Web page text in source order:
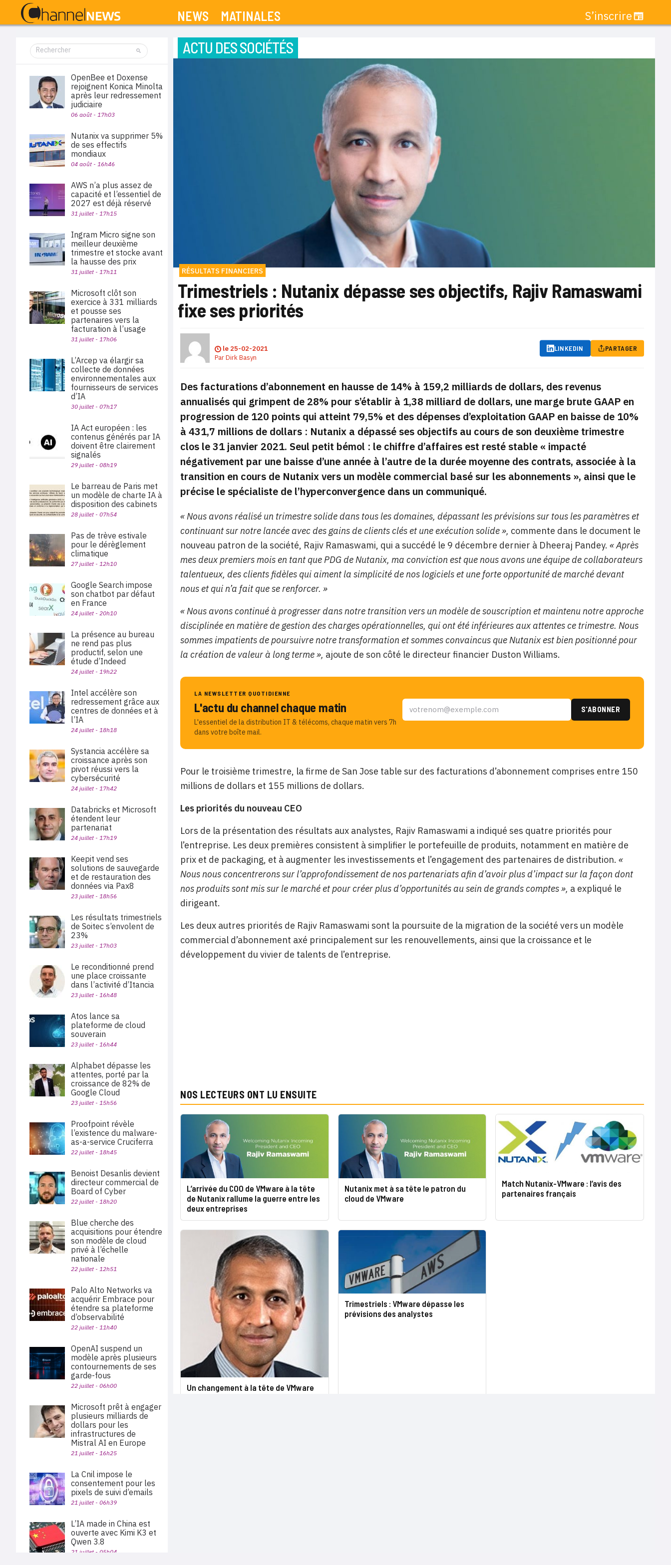
NEWS MATINALES S’inscrire
ACTU DES SOCIÉTÉS
RÉSULTATS FINANCIERS
Trimestriels : Nutanix dépasse ses objectifs, Rajiv Ramaswami
fixe ses priorités
le 25-02-2021
ParDirk Basyn
LINKEDIN PARTAGER
Des facturations d’abonnement en hausse de 14% à 159,2 milliards de dollars, des revenus
annualisés qui grimpent de 28% pour s’établir à 1,38 milliard de dollars, une marge brute GAAP en
progression de 120 points qui atteint 79,5% et des dépenses d’exploitation GAAP en baisse de 10%
à 431,7 millions de dollars : Nutanix a dépassé ses objectifs au cours de son deuxième trimestre
clos le 31 janvier 2021. Seul petit bémol : le chiffre d’affaires est resté stable « impacté
négativement par une baisse d’une année à l’autre de la durée moyenne des contrats, associée à la
transition en cours de Nutanix vers un modèle commercial basé sur les abonnements », ainsi que le
précise le spécialiste de l’hyperconvergence dans un communiqué.
« Nous avons réalisé un trimestre solide dans tous les domaines, dépassant les prévisions sur tous les paramètres et
continuant sur notre lancée avec des gains de clients clés et une exécution solide », commente dans le document le
nouveau patron de la société, Rajiv Ramaswami, qui a succédé le 9 décembre dernier à Dheeraj Pandey. « Après
mes deux premiers mois en tant que PDG de Nutanix, ma conviction est que nous avons une équipe de collaborateurs
talentueux, des clients fidèles qui aiment la simplicité de nos logiciels et une forte opportunité de marché devant
nous et qui n’a fait que se renforcer. »
« Nous avons continué à progresser dans notre transition vers un modèle de souscription et maintenu notre approche
disciplinée en matière de gestion des charges opérationnelles, qui ont été inférieures aux attentes ce trimestre. Nous
sommes impatients de poursuivre notre transformation et sommes convaincus que Nutanix est bien positionné pour
la création de valeur à long terme », ajoute de son côté le directeur financier Duston Williams.
LA NEWSLETTER QUOTIDIENNE
L'actu du channel chaque matin
L'essentiel de la distribution IT & télécoms, chaque matin vers 7h
dans votre boîte mail.
Pour le troisième trimestre, la firme de San Jose table sur des facturations d’abonnement comprises entre 150
millions de dollars et 155 millions de dollars.
Les priorités du nouveau CEO
Lors de la présentation des résultats aux analystes, Rajiv Ramaswami a indiqué ses quatre priorités pour
l’entreprise. Les deux premières consistent à simplifier le portefeuille de produits, notamment en matière de
prix et de packaging, et à augmenter les investissements et l’engagement des partenaires de distribution. «
Nous nous concentrerons sur l’approfondissement de nos partenariats afin d’avoir plus d’impact sur la façon dont
nos produits sont mis sur le marché et pour créer plus d’opportunités au sein de grands comptes », a expliqué le
dirigeant.
Les deux autres priorités de Rajiv Ramaswami sont la poursuite de la migration de la société vers un modèle
commercial d’abonnement axé principalement sur les renouvellements, ainsi que la croissance et le
développement du vivier de talents de l’entreprise.
NOS LECTEURS ONT LU ENSUITE
L’arrivée du COO de VMware à la tête
de Nutanix rallume la guerre entre les
deux entreprises
Nutanix met à sa tête le patron du
cloud de VMware
Match Nutanix-VMware : l’avis des
partenaires français
Un changement à la tête de VMware
Trimestriels : VMware dépasse les
prévisions des analystes
OpenBee et Doxense
rejoignent Konica Minolta
après leur redressement
judiciaire
06 août - 17h03
Nutanix va supprimer 5%
de ses effectifs
mondiaux
04 août - 16h46
AWS n’a plus assez de
capacité et l’essentiel de
2027 est déjà réservé
31 juillet - 17h15
Ingram Micro signe son
meilleur deuxième
trimestre et stocke avant
la hausse des prix
31 juillet - 17h11
Microsoft clôt son
exercice à 331 milliards
et pousse ses
partenaires vers la
facturation à l’usage
31 juillet - 17h06
L’Arcep va élargir sa
collecte de données
environnementales aux
fournisseurs de services
d’IA
30 juillet - 07h17
IA Act européen : les
contenus générés par IA
doivent être clairement
signalés
29 juillet - 08h19
Le barreau de Paris met
un modèle de charte IA à
disposition des cabinets
28 juillet - 07h54
Pas de trève estivale
pour le dérèglement
climatique
27 juillet - 12h10
Google Search impose
son chatbot par défaut
en France
24 juillet - 20h10
La présence au bureau
ne rend pas plus
productif, selon une
étude d’Indeed
24 juillet - 19h22
Intel accélère son
redressement grâce aux
centres de données et à
l’IA
24 juillet - 18h18
Systancia accélère sa
croissance après son
pivot réussi vers la
cybersécurité
24 juillet - 17h42
Databricks et Microsoft
étendent leur
partenariat
24 juillet - 17h19
Keepit vend ses
solutions de sauvegarde
et de restauration des
données via Pax8
23 juillet - 18h56
Les résultats trimestriels
de Soitec s’envolent de
23%
23 juillet - 17h03
Le reconditionné prend
une place croissante
dans l’activité d’Itancia
23 juillet - 16h48
Atos lance sa
plateforme de cloud
souverain
23 juillet - 16h44
Alphabet dépasse les
attentes, porté par la
croissance de 82% de
Google Cloud
23 juillet - 15h56
Proofpoint révèle
l’existence du malware-
as-a-service Cruciferra
22 juillet - 18h45
Benoist Desanlis devient
directeur commercial de
Board of Cyber
22 juillet - 18h20
Blue cherche des
acquisitions pour étendre
son modèle de cloud
privé à l’échelle
nationale
22 juillet - 12h51
Palo Alto Networks va
acquérir Embrace pour
étendre sa plateforme
d’observabilité
22 juillet - 11h40
OpenAI suspend un
modèle après plusieurs
contournements de ses
garde-fous
22 juillet - 06h00
Microsoft prêt à engager
plusieurs milliards de
dollars pour les
infrastructures de
Mistral AI en Europe
21 juillet - 16h25
La Cnil impose le
consentement pour les
pixels de suivi d’emails
21 juillet - 06h39
L’IA made in China est
ouverte avec Kimi K3 et
Qwen 3.8
21 juillet - 05h04